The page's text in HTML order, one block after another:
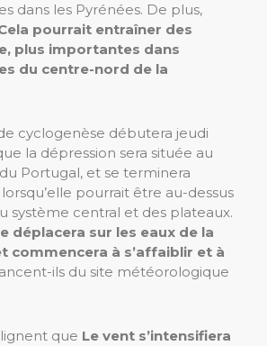
dans les Pyrénées. De plus,
pourrait entraîner des
plus importantes dans
du centre-nord de la
cyclogenèse débutera jeudi
la dépression sera située au
Portugal, et se terminera
pourrait être au-dessus
système central et des plateaux.
déplacera sur les eaux de la
commencera à s’affaiblir et à
ils du site météorologique
que Le vent s’intensifiera